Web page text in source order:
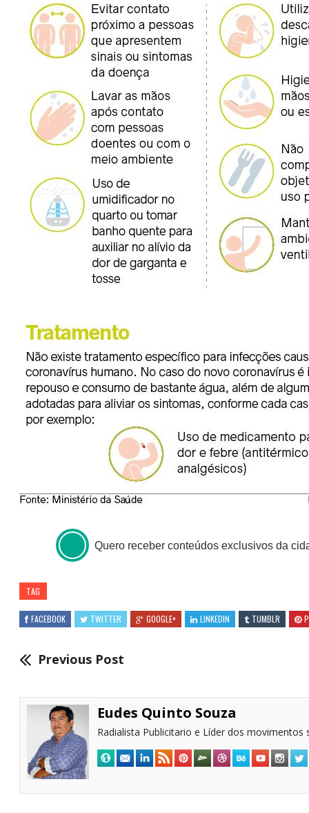
Quero receber conteúdos exclusivos da
TAG
FACEBOOK TWITTER GOOGLE+ LINKEDIN TUMBLR
Previous Post
Eudes Quinto Souza
Radialista Publicitario e Líder dos movimentos